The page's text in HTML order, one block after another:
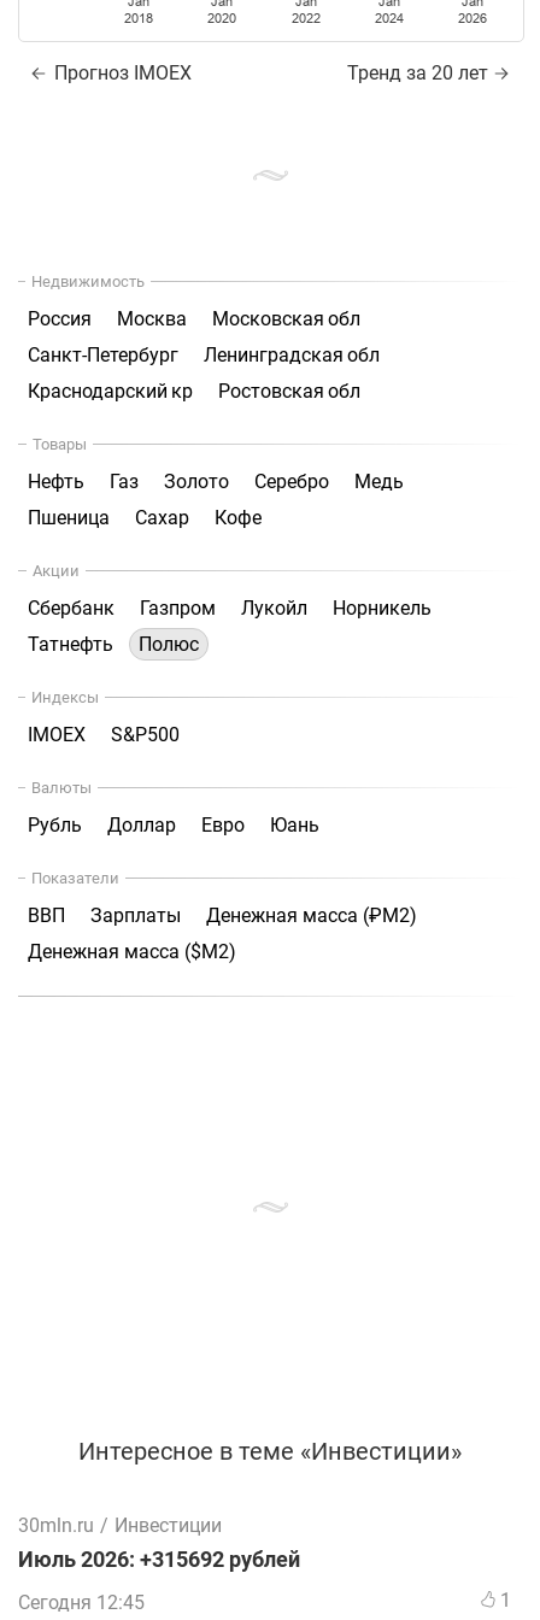
2018
2020
2022
2024
2026
Прогноз IMOEX Тренд за 20 лет
Недвижимость
Россия Москва
Московская обл
Санкт-Петербург
Ленинградская обл
Краснодарский кр
Ростовская обл
Товары
Нефть Газ Золото Серебро
Медь
Пшеница
Сахар Кофе
Акции
Сбербанк Газпром Лукойл
Норникель
Татнефть
Полюс
Индексы
IMOEX S&P500
Валюты
Рубль Доллар Евро Юань
Показатели
ВВП Зарплаты
Денежная масса (₽М2)
Денежная масса ($М2)
Интересное в теме «Инвестиции»
30mln.ru / Инвестиции
Июль 2026: +315692 рублей
Сегодня 12:45 1